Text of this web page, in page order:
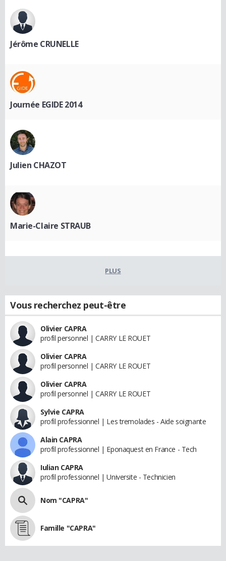
Jérôme CRUNELLE
Journée EGIDE 2014
Julien CHAZOT
Marie-Claire STRAUB
PLUS
Vous recherchez peut-être
Olivier CAPRA
profil personnel | CARRY LE ROUET
Olivier CAPRA
profil personnel | CARRY LE ROUET
Olivier CAPRA
profil personnel | CARRY LE ROUET
Sylvie CAPRA
profil professionnel | Les tremolades - Aide soignante
Alain CAPRA
profil professionnel | Eponaquest en France - Tech
Iulian CAPRA
profil professionnel | Universite - Technicien
Nom "CAPRA"
Famille "CAPRA"